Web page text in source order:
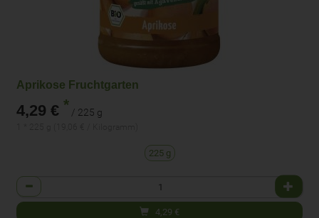
Aprikose Fruchtgarten
4,29 € * / 225 g
225 g
Anzahl
4,29 €